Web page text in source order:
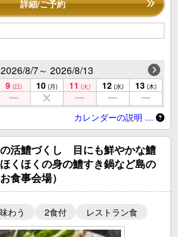
詳細/ご予約
2026/8/7～ 2026/8/13
9 (日) 10 (月) 11 (火) 12 (水) 13 (木)
カレンダーの説明 …
活鱧づくし 目にも鮮やかな鱧
くほくの身の鱧すき鍋など島の
食事会場）
わう 2食付 レストラン食